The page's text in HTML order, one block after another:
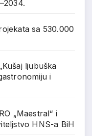
sa 530.000
ljubuška
i
„Maestral“ i
HNS-a BiH